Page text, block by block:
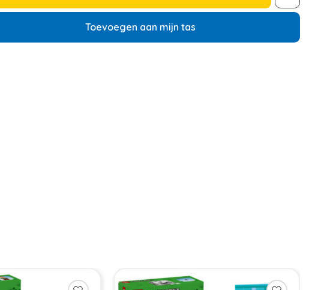
Toevoegen aan mijn tas